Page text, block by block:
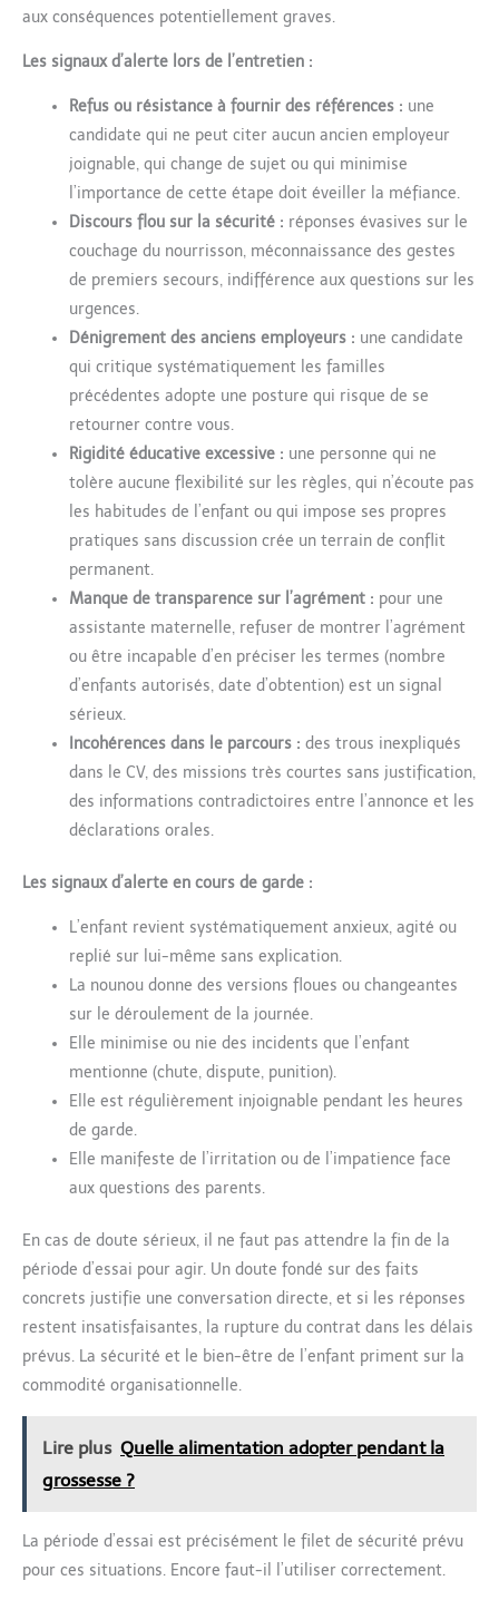
aux conséquences potentiellement graves.
Les signaux d’alerte lors de l’entretien :
Refus ou résistance à fournir des références : une
candidate qui ne peut citer aucun ancien employeur
joignable, qui change de sujet ou qui minimise
l’importance de cette étape doit éveiller la méfiance.
Discours flou sur la sécurité : réponses évasives sur le
couchage du nourrisson, méconnaissance des gestes
de premiers secours, indifférence aux questions sur les
urgences.
Dénigrement des anciens employeurs : une candidate
qui critique systématiquement les familles
précédentes adopte une posture qui risque de se
retourner contre vous.
Rigidité éducative excessive : une personne qui ne
tolère aucune flexibilité sur les règles, qui n’écoute pas
les habitudes de l’enfant ou qui impose ses propres
pratiques sans discussion crée un terrain de conflit
permanent.
Manque de transparence sur l’agrément : pour une
assistante maternelle, refuser de montrer l’agrément
ou être incapable d’en préciser les termes (nombre
d’enfants autorisés, date d’obtention) est un signal
sérieux.
Incohérences dans le parcours : des trous inexpliqués
dans le CV, des missions très courtes sans justification,
des informations contradictoires entre l’annonce et les
déclarations orales.
Les signaux d’alerte en cours de garde :
L’enfant revient systématiquement anxieux, agité ou
replié sur lui-même sans explication.
La nounou donne des versions floues ou changeantes
sur le déroulement de la journée.
Elle minimise ou nie des incidents que l’enfant
mentionne (chute, dispute, punition).
Elle est régulièrement injoignable pendant les heures
de garde.
Elle manifeste de l’irritation ou de l’impatience face
aux questions des parents.
En cas de doute sérieux, il ne faut pas attendre la fin de la
période d’essai pour agir. Un doute fondé sur des faits
concrets justifie une conversation directe, et si les réponses
restent insatisfaisantes, la rupture du contrat dans les délais
prévus. La sécurité et le bien-être de l’enfant priment sur la
commodité organisationnelle.
Lire plus Quelle alimentation adopter pendant la
grossesse ?
La période d’essai est précisément le filet de sécurité prévu
pour ces situations. Encore faut-il l’utiliser correctement.